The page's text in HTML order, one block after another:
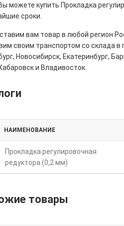
можете купить Прокладка
сроки.
вам товар в любой регион
своим транспортом со склада в
Новосибирск, Екатеринбург,
и Владивосток.
НАИМЕНОВАНИЕ
Прокладка регулировочная
редуктора (0,2 мм)
товары